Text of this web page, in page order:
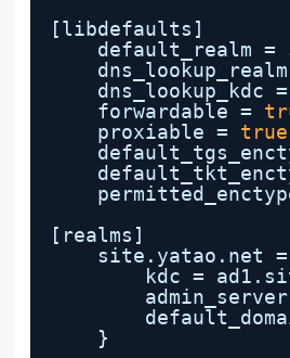
[libdefaults]
default_realm
dns_lookup_kdc =
forwardable =
proxiable = true
[realms]
site.yatao.net
kdc =
}